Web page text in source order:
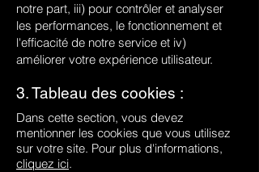
notre part, iii) pour contrôler et analyser
les performances, le fonctionnement et
l'efficacité de notre service et iv)
améliorer votre expérience utilisateur.
3. Tableau des cookies :
Dans cette section, vous devez
mentionner les cookies que vous utilisez
sur votre site. Pour plus d'informations,
cliquez ici.